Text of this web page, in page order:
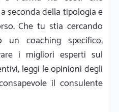
seconda della tipologia e
Che tu stia cercando
coaching specifico,
i migliori esperti sul
leggi le opinioni degli
il consulente